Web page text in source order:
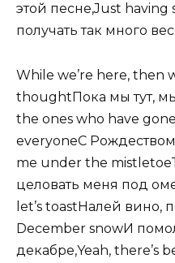
этой песне,Just
получать так много
While we’re here, then
thoughtПока мы тут,
the ones who have
everyoneС Рождеством
me under the
целовать меня под
let’s toastНалей вино,
December snowИ
декабре,Yeah, there’s